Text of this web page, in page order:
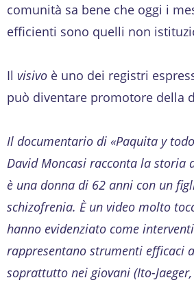
comunità sa bene che oggi i
efficienti sono quelli non
Il visivo è uno dei registri
può diventare promotore della
Il documentario di «Paquita y
David Moncasi racconta la storia
è una donna di 62 anni con un
schizofrenia. È un video molto
hanno evidenziato come
rappresentano strumenti efficaci
soprattutto nei giovani (Ito-